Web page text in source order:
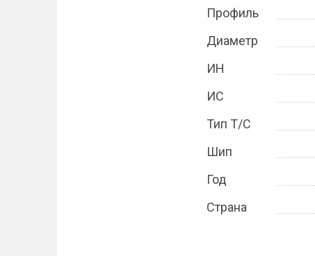
Профиль
Диаметр
ИН
ИС
Тип Т/С
Шип
Год
Страна